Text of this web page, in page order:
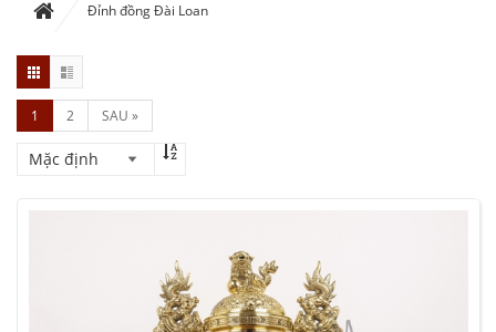
Đỉnh đồng Đài Loan
1 2 SAU »